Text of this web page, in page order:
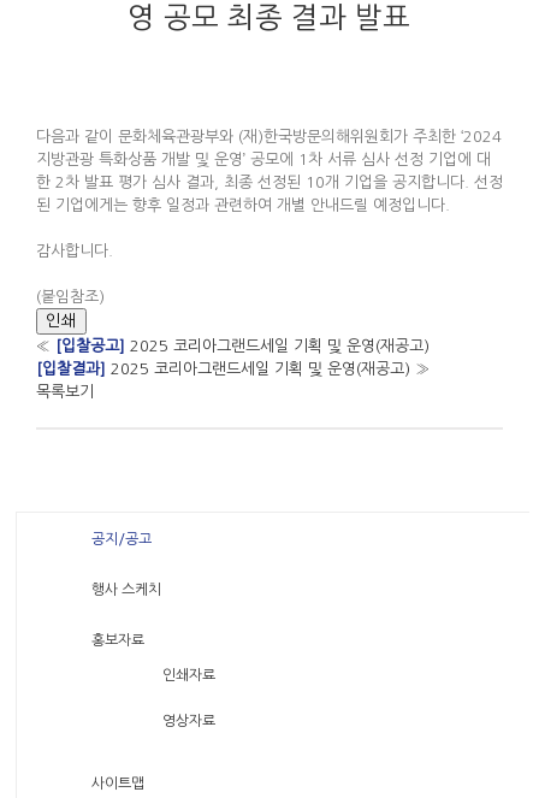
영 공모 최종 결과 발표
다음과 같이 문화체육관광부와 (재)한국방문의해위원회가 주최한 ‘2024
지방관광 특화상품 개발 및 운영’ 공모에 1차 서류 심사 선정 기업에 대
한 2차 발표 평가 심사 결과, 최종 선정된 10개 기업을 공지합니다. 선정
된 기업에게는 향후 일정과 관련하여 개별 안내드릴 예정입니다.
감사합니다.
(붙임참조)
인쇄
«
[입찰공고]
2025 코리아그랜드세일 기획 및 운영(재공고)
[입찰결과]
2025 코리아그랜드세일 기획 및 운영(재공고) »
목록보기
공지/공고
행사 스케치
홍보자료
인쇄자료
영상자료
사이트맵